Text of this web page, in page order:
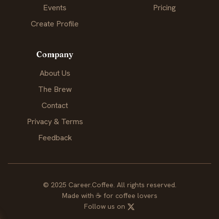
Events
Create Profile
Pricing
Company
About Us
The Brew
Contact
Privacy & Terms
Feedback
© 2025 Career.Coffee. All rights reserved.
Made with ☕ for coffee lovers
Follow us on